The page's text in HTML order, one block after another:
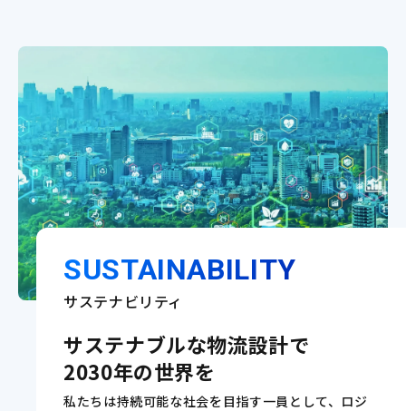
SUSTAINABILITY
サステナビリティ
サステナブルな物流設計で
2030年の世界を
私たちは持続可能な社会を目指す一員として、ロジ